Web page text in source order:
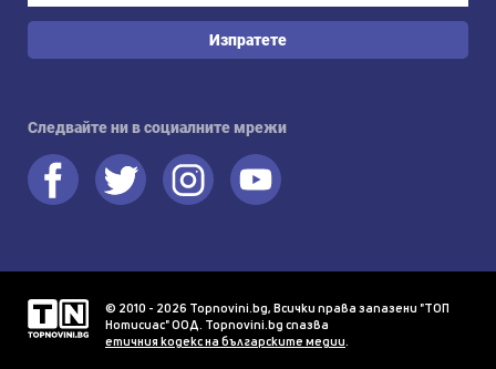
Изпратете
Следвайте ни в социалните мрежи
© 2010 - 2026 Topnovini.bg, Всички права запазени "ТОП
Нотисиас" ООД. Topnovini.bg спазва
етичния кодекс на българските медии.